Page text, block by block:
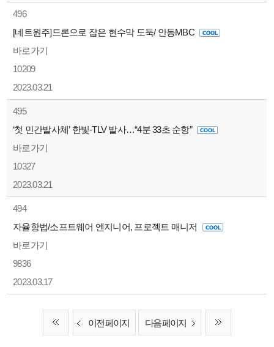
496
[네트원주]드론으로 잡은 현수막 도둑/ 안동MBC
바로가기
10209
2023.03.21
495
‘첫 민간발사체’ 한빛-TLV 발사…“4분 33초 순항”
바로가기
10327
2023.03.21
494
자율항법/소프트웨어 엔지니어, 프로젝트 매니저
바로가기
9836
2023.03.17
이전 페이지 다음 페이지